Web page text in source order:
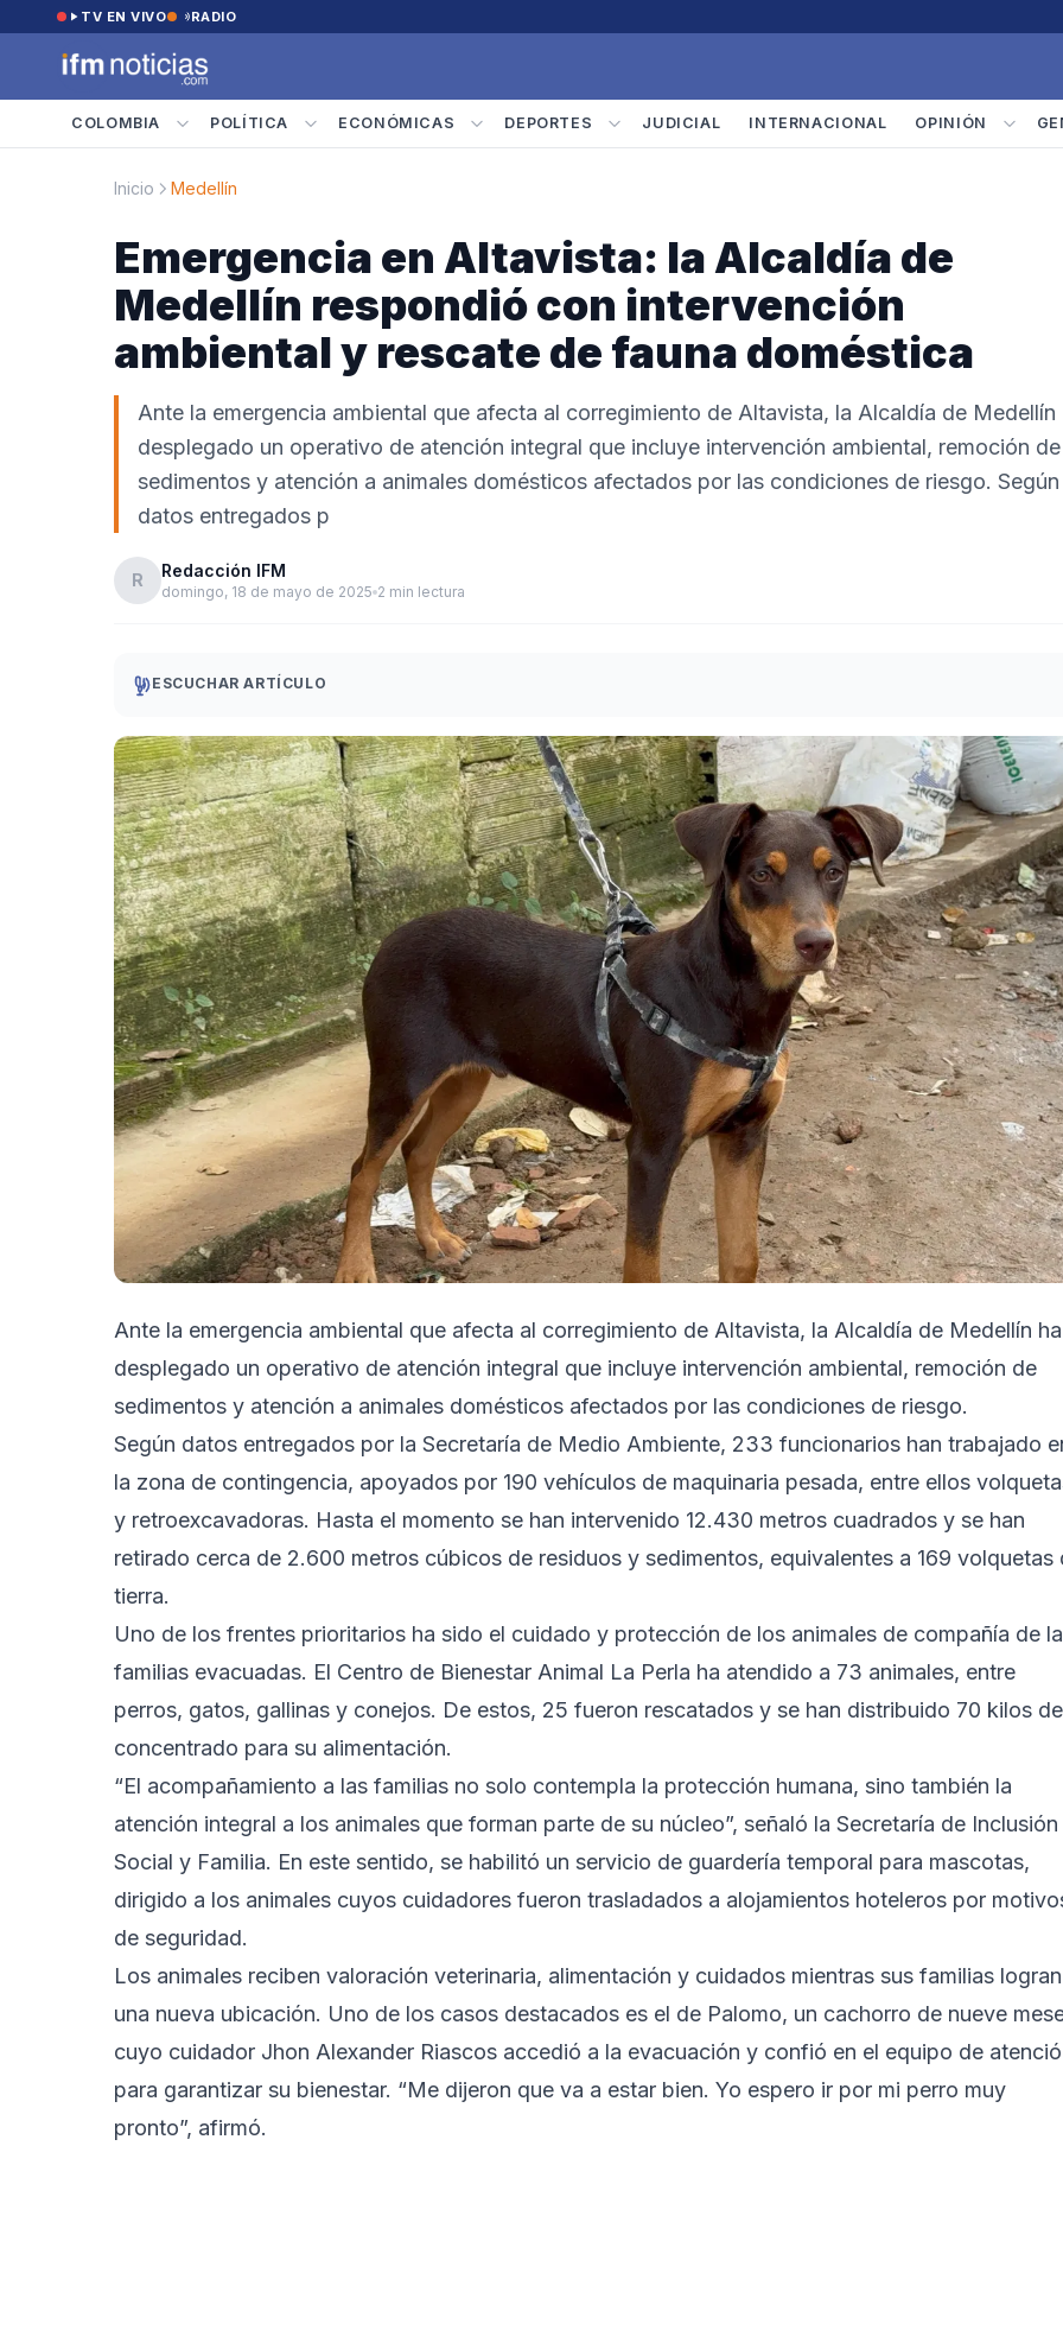
Saltar al contenido
TV EN VIVO RADIO
COLOMBIA POLÍTICA ECONÓMICAS DEPORTES JUDICIAL INTERNACIONAL OPINIÓN
Inicio Medellín
Emergencia en Altavista: la Alcaldía de
Medellín respondió con intervención
ambiental y rescate de fauna doméstica
Ante la emergencia ambiental que afecta al corregimiento de Altavista, la Alcaldía de Medellín
desplegado un operativo de atención integral que incluye intervención ambiental, remoción de
sedimentos y atención a animales domésticos afectados por las condiciones de riesgo. Según
datos entregados p
R Redacción IFM
domingo, 18 de mayo de 2025 2 min lectura
ESCUCHAR ARTÍCULO
Ante la emergencia ambiental que afecta al corregimiento de Altavista, la Alcaldía de Medellín ha
desplegado un operativo de atención integral que incluye intervención ambiental, remoción de
sedimentos y atención a animales domésticos afectados por las condiciones de riesgo.
Según datos entregados por la Secretaría de Medio Ambiente, 233 funcionarios han trabajado
la zona de contingencia, apoyados por 190 vehículos de maquinaria pesada, entre ellos
y retroexcavadoras. Hasta el momento se han intervenido 12.430 metros cuadrados y se han
retirado cerca de 2.600 metros cúbicos de residuos y sedimentos, equivalentes a 169 volquetas
tierra.
Uno de los frentes prioritarios ha sido el cuidado y protección de los animales de compañía de
familias evacuadas. El Centro de Bienestar Animal La Perla ha atendido a 73 animales, entre
perros, gatos, gallinas y conejos. De estos, 25 fueron rescatados y se han distribuido 70 kilos de
concentrado para su alimentación.
“El acompañamiento a las familias no solo contempla la protección humana, sino también la
atención integral a los animales que forman parte de su núcleo”, señaló la Secretaría de Inclusión
Social y Familia. En este sentido, se habilitó un servicio de guardería temporal para mascotas,
dirigido a los animales cuyos cuidadores fueron trasladados a alojamientos hoteleros por
de seguridad.
Los animales reciben valoración veterinaria, alimentación y cuidados mientras sus familias logran
una nueva ubicación. Uno de los casos destacados es el de Palomo, un cachorro de nueve
cuyo cuidador Jhon Alexander Riascos accedió a la evacuación y confió en el equipo de
para garantizar su bienestar. “Me dijeron que va a estar bien. Yo espero ir por mi perro muy
pronto”, afirmó.